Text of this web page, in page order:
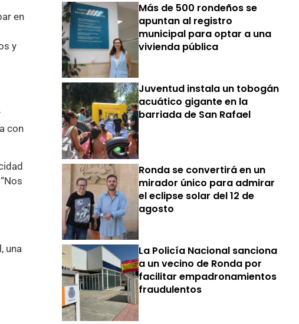
en
y
con
una
Más de 500 rondeños se
apuntan al registro
municipal para optar a una
vivienda pública
Juventud instala un tobogán
acuático gigante en la
barriada de San Rafael
Ronda se convertirá en un
mirador único para admirar
el eclipse solar del 12 de
agosto
La Policía Nacional sanciona
a un vecino de Ronda por
facilitar empadronamientos
fraudulentos